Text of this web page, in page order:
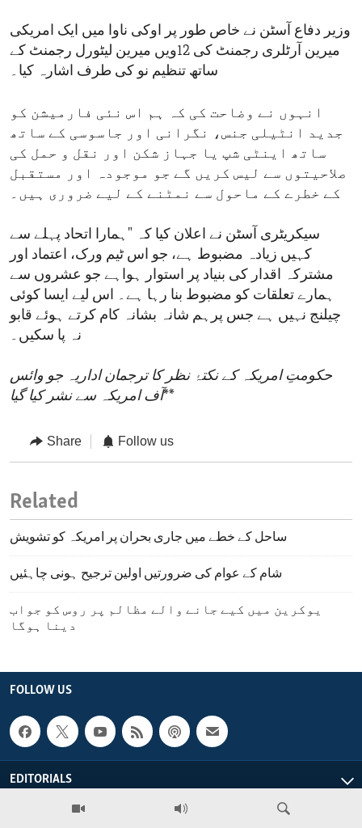
وزیر دفاع آسٹن نے خاص طور پر اوکی ناوا میں ایک امریکی
میرین آرٹلری رجمنٹ کی 12ویں میرین لیٹورل رجمنٹ کے
ساتھ تنظیم نو کی طرف اشارہ کیا۔
انہوں نے وضاحت کی کہ ہم اس نئی فارمیشن کو
جدید انٹیلی جنس، نگرانی اور جاسوسی کے ساتھ
ساتھ اینٹی شپ یا جہاز شکن اور نقل و حمل کی
صلاحیتوں سے لیس کریں گے جو موجودہ اور مستقبل
کے خطرے کے ماحول سے نمٹنے کے لیے ضروری ہیں۔
سیکریٹری آسٹن نے اعلان کیا کہ "ہمارا اتحاد پہلے سے
کہیں زیادہ مضبوط ہے، جو اس ٹیم ورک، اعتماد اور
مشترکہ اقدار کی بنیاد پر استوار ہواہے جو عشروں سے
ہمارے تعلقات کو مضبوط بنا رہا ہے۔ اس لیے ایسا کوئی
چیلنج نہیں ہے جس پرہم شانہ بشانہ کام کرتے ہوئے قابو
نہ پا سکیں۔
حکومتِ امریکہ کے نکتۂ نظر کا ترجمان اداریہ جو وائس
آف امریکہ سے نشر کیا گیا**
Share Follow us
Related
ساحل کے خطے میں جاری بحران پر امریکہ کو تشویش
شام کے عوام کی ضرورتیں اولین ترجیح ہونی چاہئیں
یوکرین میں کیے جانے والے مظالم پر روس کو جواب
دینا ہوگا
FOLLOW US
EDITORIALS